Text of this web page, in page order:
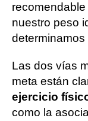
nuestro peso
Las dos vías
meta están
ejercicio
como la